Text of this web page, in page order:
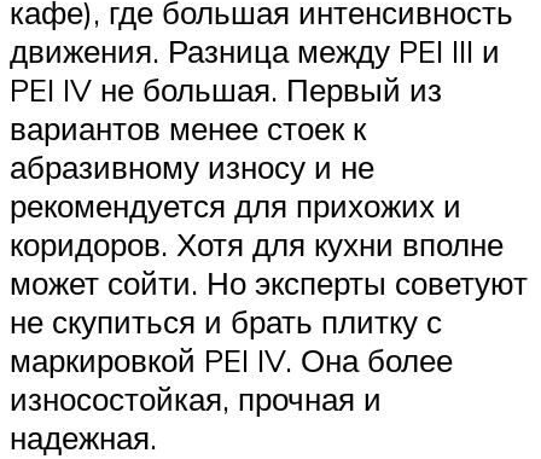
кафе), где большая интенсивность
движения. Разница между PEI III и
PEI IV не большая. Первый из
вариантов менее стоек к
абразивному износу и не
рекомендуется для прихожих и
коридоров. Хотя для кухни вполне
может сойти. Но эксперты советуют
не скупиться и брать плитку с
маркировкой PEI IV. Она более
износостойкая, прочная и
надежная.